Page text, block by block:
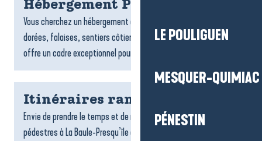
LE POULIGUEN
MESQUER-QUIMIAC
PÉNESTIN
Hébergement Pénestin
Vous cherchez un hébergement à Pénestin ? Entre plages
dorées, falaises, sentiers côtiers et estuaire, la commune
offre un cadre exceptionnel pour un séjour tourné vers la...
Itinéraires rando
Envie de prendre le temps et de respirer ? Les randonnées
pédestres à La Baule-Presqu’île de Guérande invitent à explorer